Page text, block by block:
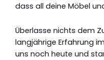
dass all deine Möbel
Überlasse nichts dem
langjährige Erfahrung
uns noch heute und